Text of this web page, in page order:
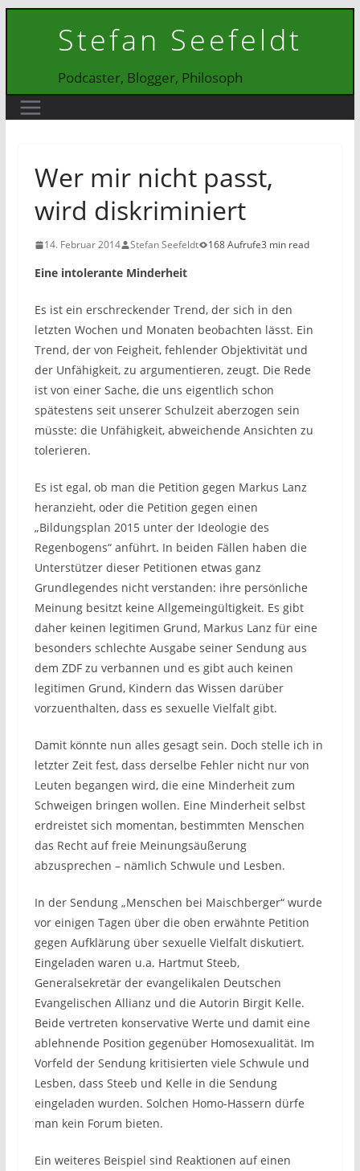
Stefan Seefeldt
Podcaster, Blogger, Philosoph
Wer mir nicht passt,
wird diskriminiert
14. Februar 2014 Stefan Seefeldt 168 Aufrufe3 min read
Eine intolerante Minderheit
Es ist ein erschreckender Trend, der sich in den
letzten Wochen und Monaten beobachten lässt. Ein
Trend, der von Feigheit, fehlender Objektivität und
der Unfähigkeit, zu argumentieren, zeugt. Die Rede
ist von einer Sache, die uns eigentlich schon
spätestens seit unserer Schulzeit aberzogen sein
müsste: die Unfähigkeit, abweichende Ansichten zu
tolerieren.
Es ist egal, ob man die Petition gegen Markus Lanz
heranzieht, oder die Petition gegen einen
„Bildungsplan 2015 unter der Ideologie des
Regenbogens“ anführt. In beiden Fällen haben die
Unterstützer dieser Petitionen etwas ganz
Grundlegendes nicht verstanden: ihre persönliche
Meinung besitzt keine Allgemeingültigkeit. Es gibt
daher keinen legitimen Grund, Markus Lanz für eine
besonders schlechte Ausgabe seiner Sendung aus
dem ZDF zu verbannen und es gibt auch keinen
legitimen Grund, Kindern das Wissen darüber
vorzuenthalten, dass es sexuelle Vielfalt gibt.
Damit könnte nun alles gesagt sein. Doch stelle ich in
letzter Zeit fest, dass derselbe Fehler nicht nur von
Leuten begangen wird, die eine Minderheit zum
Schweigen bringen wollen. Eine Minderheit selbst
erdreistet sich momentan, bestimmten Menschen
das Recht auf freie Meinungsäußerung
abzusprechen – nämlich Schwule und Lesben.
In der Sendung „Menschen bei Maischberger“ wurde
vor einigen Tagen über die oben erwähnte Petition
gegen Aufklärung über sexuelle Vielfalt diskutiert.
Eingeladen waren u.a. Hartmut Steeb,
Generalsekretär der evangelikalen Deutschen
Evangelischen Allianz und die Autorin Birgit Kelle.
Beide vertreten konservative Werte und damit eine
ablehnende Position gegenüber Homosexualität. Im
Vorfeld der Sendung kritisierten viele Schwule und
Lesben, dass Steeb und Kelle in die Sendung
eingeladen wurden. Solchen Homo-Hassern dürfe
man kein Forum bieten.
Ein weiteres Beispiel sind Reaktionen auf einen